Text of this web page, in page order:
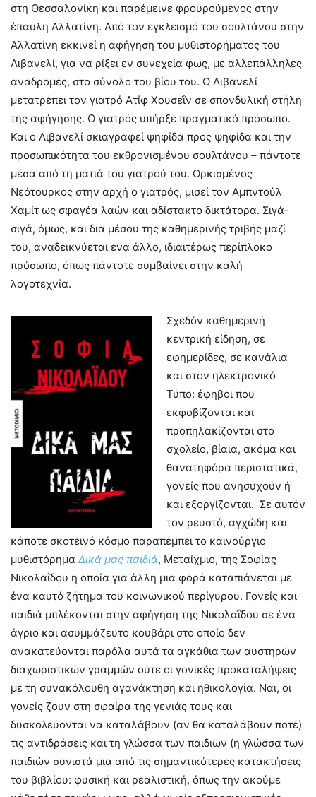
στη Θεσσαλονίκη και παρέμεινε φρουρούμενος στην
έπαυλη Αλλατίνη. Από τον εγκλεισμό του σουλτάνου στην
Αλλατίνη εκκινεί η αφήγηση του μυθιστορήματος του
Λιβανελί, για να ρίξει εν συνεχεία φως, με αλλεπάλληλες
αναδρομές, στο σύνολο του βίου του. Ο Λιβανελί
μετατρέπει τον γιατρό Ατίφ Χουσεΐν σε σπονδυλική στήλη
της αφήγησης. Ο γιατρός υπήρξε πραγματικό πρόσωπο.
Και ο Λιβανελί σκιαγραφεί ψηφίδα προς ψηφίδα και την
προσωπικότητα του εκθρονισμένου σουλτάνου – πάντοτε
μέσα από τη ματιά του γιατρού του. Ορκισμένος
Νεότουρκος στην αρχή ο γιατρός, μισεί τον Αμπντούλ
Χαμίτ ως σφαγέα λαών και αδίστακτο δικτάτορα. Σιγά-
σιγά, όμως, και δια μέσου της καθημερινής τριβής μαζί
του, αναδεικνύεται ένα άλλο, ιδιαιτέρως περίπλοκο
πρόσωπο, όπως πάντοτε συμβαίνει στην καλή
λογοτεχνία.
Σχεδόν καθημερινή
κεντρική είδηση, σε
εφημερίδες, σε κανάλια
και στον ηλεκτρονικό
Τύπο: έφηβοι που
εκφοβίζονται και
προπηλακίζονται στο
σχολείο, βίαια, ακόμα και
θανατηφόρα περιστατικά,
γονείς που ανησυχούν ή
και εξοργίζονται. Σε αυτόν
τον ρευστό, αγχώδη και
κάποτε σκοτεινό κόσμο παραπέμπει το καινούργιο
μυθιστόρημα Δικά μας παιδιά, Μεταίχμιο, της Σοφίας
Νικολαΐδου η οποία για άλλη μια φορά καταπιάνεται με
ένα καυτό ζήτημα του κοινωνικού περίγυρου. Γονείς και
παιδιά μπλέκονται στην αφήγηση της Νικολαΐδου σε ένα
άγριο και ασυμμάζευτο κουβάρι στο οποίο δεν
ανακατεύονται παρόλα αυτά τα αγκάθια των αυστηρών
διαχωριστικών γραμμών ούτε οι γονικές προκαταλήψεις
με τη συνακόλουθη αγανάκτηση και ηθικολογία. Ναι, οι
γονείς ζουν στη σφαίρα της γενιάς τους και
δυσκολεύονται να καταλάβουν (αν θα καταλάβουν ποτέ)
τις αντιδράσεις και τη γλώσσα των παιδιών (η γλώσσα των
παιδιών συνιστά μια από τις σημαντικότερες κατακτήσεις
του βιβλίου: φυσική και ρεαλιστική, όπως την ακούμε